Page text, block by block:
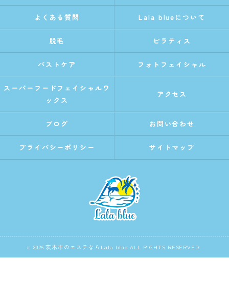
よくある質問 Lala blueについて
脱毛 ピラティス
バストケア フォトフェイシャル
スーパーフードフェイシャルワ
ックス
アクセス
ブログ お問い合わせ
プライバシーポリシー サイトマップ
c 2026 茨木市のエステならLala blue ALL RIGHTS RESERVED.